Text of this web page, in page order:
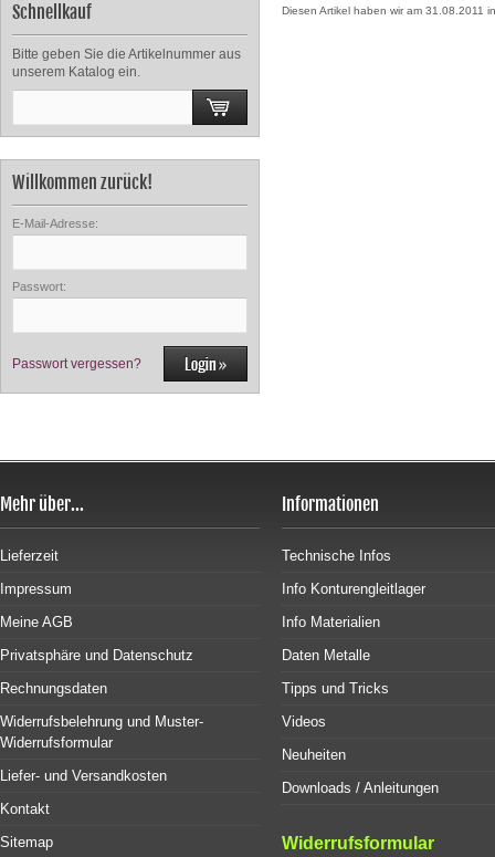
Schnellkauf
Bitte geben Sie die Artikelnummer aus
unserem Katalog ein.
Willkommen zurück!
E-Mail-Adresse:
Passwort:
Passwort vergessen?
Diesen Artikel haben wir am 31.08.2011
Mehr über...
Lieferzeit
Impressum
Meine AGB
Privatsphäre und Datenschutz
Rechnungsdaten
Widerrufsbelehrung und Muster-
Widerrufsformular
Liefer- und Versandkosten
Kontakt
Sitemap
Informationen
Technische Infos
Info Konturengleitlager
Info Materialien
Daten Metalle
Tipps und Tricks
Videos
Neuheiten
Downloads / Anleitungen
Widerrufsformular